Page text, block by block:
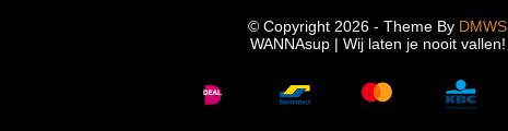
© Copyright 2026 - Theme By DMWS
WANNAsup | Wij laten je nooit vallen!